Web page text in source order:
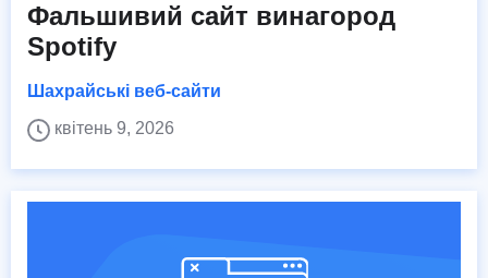
Фальшивий сайт винагород
Spotify
Шахрайські веб-сайти
квітень 9, 2026